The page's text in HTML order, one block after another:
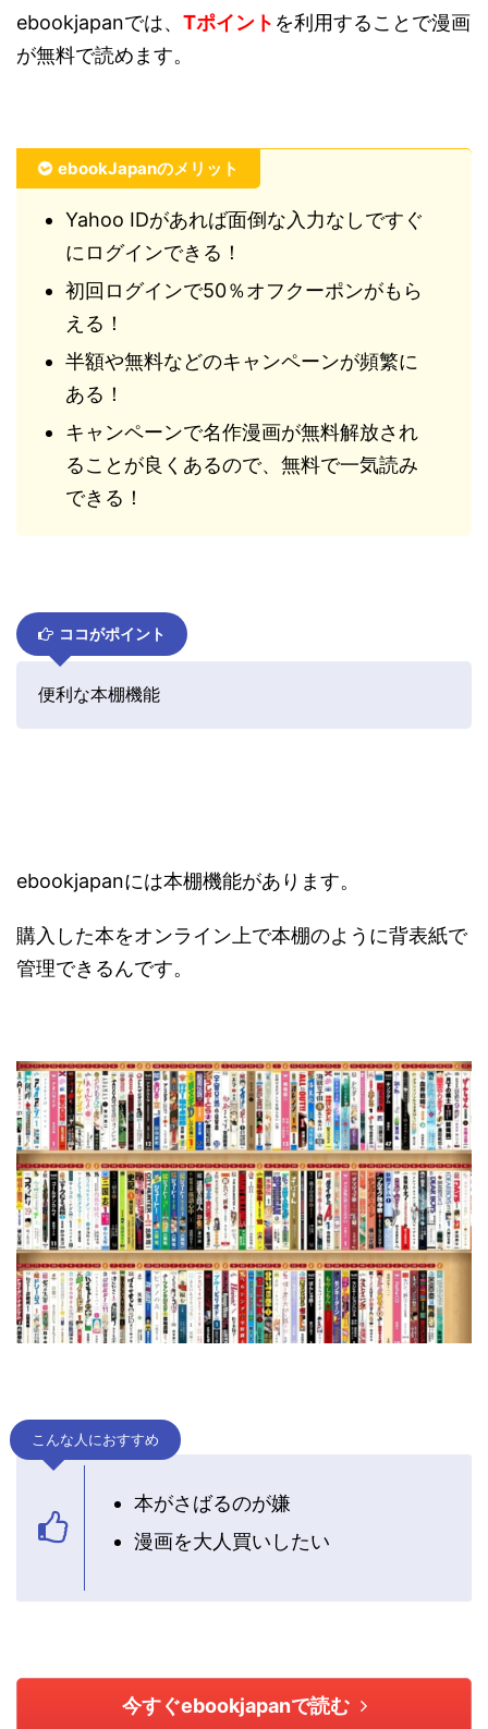
ebookjapanでは、 Tポイント を利用することで漫画
が無料で読めます。
ebookJapanのメリット
Yahoo IDがあれば面倒な入力なしですぐ
にログインできる！
初回ログインで50％オフクーポンがもら
える！
半額や無料などのキャンペーンが頻繁に
ある！
キャンペーンで名作漫画が無料解放され
ることが良くあるので、無料で一気読み
できる！
ココがポイント
便利な本棚機能
ebookjapanには本棚機能があります。
購入した本をオンライン上で本棚のように背表紙で
管理できるんです。
こんな人におすすめ
本がさばるのが嫌
漫画を大人買いしたい
今すぐebookjapanで読む